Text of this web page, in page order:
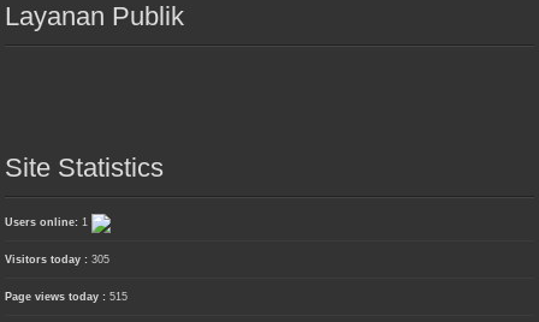
Layanan Publik
Site Statistics
Users online:1
Visitors today :305
Page views today :515